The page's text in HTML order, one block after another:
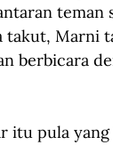
teman
takut, Marni
berbicara
itu pula